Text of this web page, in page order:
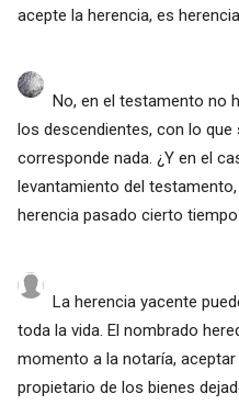
acepte la herencia, es
No, en el testamento no
los descendientes, con lo que
corresponde nada. ¿Y en el
levantamiento del
herencia pasado cierto
La herencia yacente
toda la vida. El nombrado
momento a la notaría,
propietario de los bienes